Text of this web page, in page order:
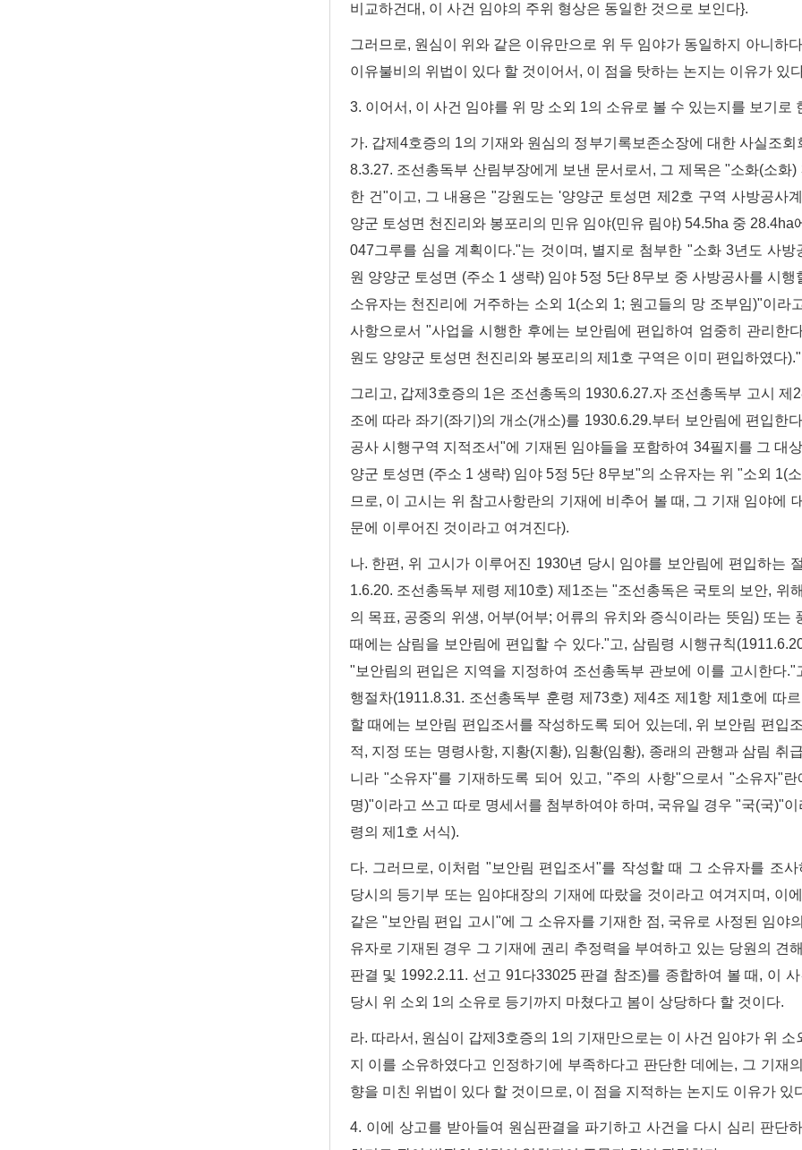
비교하건대, 이 사건 임야의 주위 형상은 동일한 것으로 보인다}.
그러므로, 원심이 위와 같은 이유만으로 위 두 임야가 동일하지 아니하
이유불비의 위법이 있다 할 것이어서, 이 점을 탓하는 논지는 이유가 있
3. 이어서, 이 사건 임야를 위 망 소외 1의 소유로 볼 수 있는지를 보기로
가. 갑제4호증의 1의 기재와 원심의 정부기록보존소장에 대한 사실조
8.3.27. 조선총독부 산림부장에게 보낸 문서로서, 그 제목은 "소화(소화
한 건"이고, 그 내용은 "강원도는 '양양군 토성면 제2호 구역 사방공사
양군 토성면 천진리와 봉포리의 민유 임야(민유 림야) 54.5ha 중 28.4ha
047그루를 심을 계획이다."는 것이며, 별지로 첨부한 "소화 3년도 사
원 양양군 토성면 (주소 1 생략) 임야 5정 5단 8무보 중 사방공사를 시
소유자는 천진리에 거주하는 소외 1(소외 1; 원고들의 망 조부임)"이라
사항으로서 "사업을 시행한 후에는 보안림에 편입하여 엄중히 관리한
원도 양양군 토성면 천진리와 봉포리의 제1호 구역은 이미 편입하였다
그리고, 갑제3호증의 1은 조선총독의 1930.6.27.자 조선총독부 고시 제
조에 따라 좌기(좌기)의 개소(개소)를 1930.6.29.부터 보안림에 편입한
공사 시행구역 지적조서"에 기재된 임야들을 포함하여 34필지를 그 대
양군 토성면 (주소 1 생략) 임야 5정 5단 8무보"의 소유자는 위 "소외 1(
므로, 이 고시는 위 참고사항란의 기재에 비추어 볼 때, 그 기재 임야에
문에 이루어진 것이라고 여겨진다).
나. 한편, 위 고시가 이루어진 1930년 당시 임야를 보안림에 편입하는
1.6.20. 조선총독부 제령 제10호) 제1조는 "조선총독은 국토의 보안, 위
의 목표, 공중의 위생, 어부(어부; 어류의 유치와 증식이라는 뜻임) 또는
때에는 삼림을 보안림에 편입할 수 있다."고, 삼림령 시행규칙
"보안림의 편입은 지역을 지정하여 조선총독부 관보에 이를 고시한다
행절차(1911.8.31. 조선총독부 훈령 제73호) 제4조 제1항 제1호에 따
할 때에는 보안림 편입조서를 작성하도록 되어 있는데, 위 보안림 편입
적, 지정 또는 명령사항, 지황(지황), 임황(임황), 종래의 관행과 삼림 취
니라 "소유자"를 기재하도록 되어 있고, "주의 사항"으로서 "소유자"
명)"이라고 쓰고 따로 명세서를 첨부하여야 하며, 국유일 경우 "국(국)"
령의 제1호 서식).
다. 그러므로, 이처럼 "보안림 편입조서"를 작성할 때 그 소유자를 조
당시의 등기부 또는 임야대장의 기재에 따랐을 것이라고 여겨지며, 이
같은 "보안림 편입 고시"에 그 소유자를 기재한 점, 국유로 사정된 임야
유자로 기재된 경우 그 기재에 권리 추정력을 부여하고 있는 당원의 견
판결 및 1992.2.11. 선고 91다33025 판결 참조)를 종합하여 볼 때, 이
당시 위 소외 1의 소유로 등기까지 마쳤다고 봄이 상당하다 할 것이다.
라. 따라서, 원심이 갑제3호증의 1의 기재만으로는 이 사건 임야가 위
지 이를 소유하였다고 인정하기에 부족하다고 판단한 데에는, 그 기재
향을 미친 위법이 있다 할 것이므로, 이 점을 지적하는 논지도 이유가 있
4. 이에 상고를 받아들여 원심판결을 파기하고 사건을 다시 심리 판단